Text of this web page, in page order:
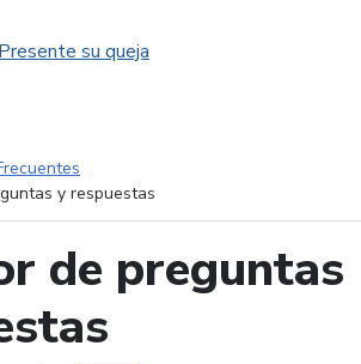
Presente su queja
y respuestas
de preguntas